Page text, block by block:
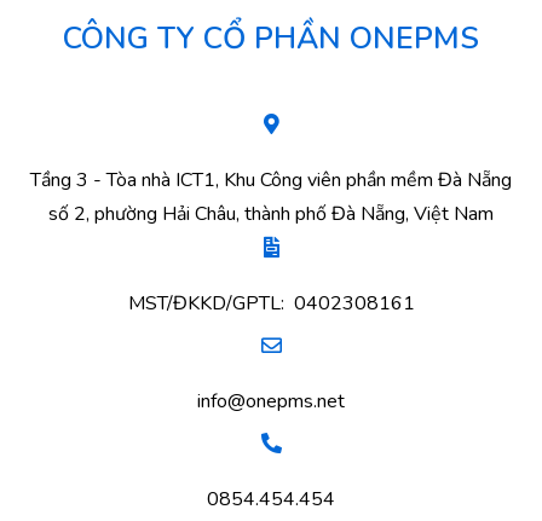
CÔNG TY CỔ PHẦN ONEPMS
Tầng 3 - Tòa nhà ICT1, Khu Công viên phần mềm Đà Nẵng
số 2, phường Hải Châu, thành phố Đà Nẵng, Việt Nam
MST/ĐKKD/GPTL: 0402308161
info@onepms.net
0854.454.454